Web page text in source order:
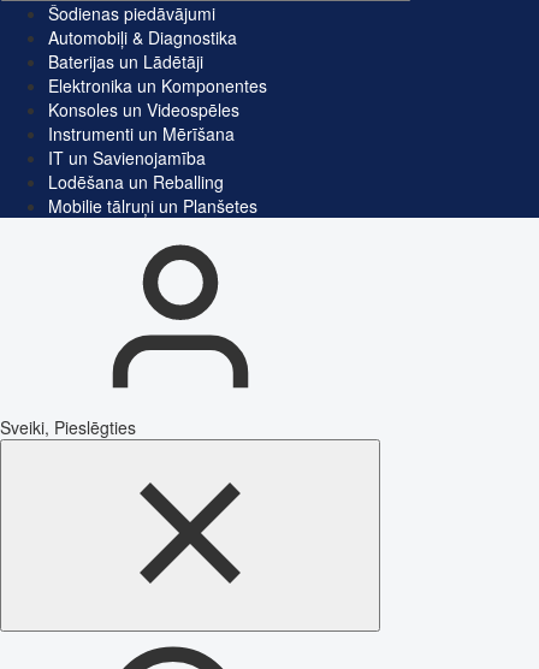
Šodienas piedāvājumi
Automobiļi & Diagnostika
Baterijas un Lādētāji
Elektronika un Komponentes
Konsoles un Videospēles
Instrumenti un Mērīšana
IT un Savienojamība
Lodēšana un Reballing
Mobilie tālruņi un Planšetes
Sveiki, Pieslēgties